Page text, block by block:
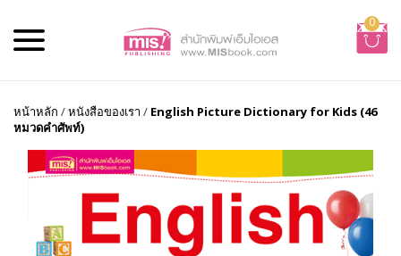
0
หน้าหลัก /หนังสือของเรา / English Picture Dictionary for Kids (46
หมวดคำศัพท์)